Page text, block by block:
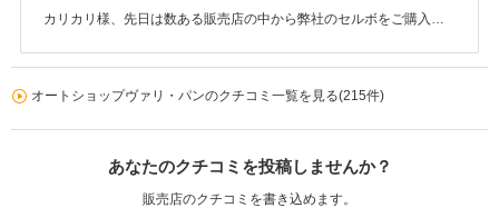
カリカリ様、先日は数ある販売店の中から弊社のセルボをご購入頂
オートショップヴァリ・パンのクチコミ一覧を見る(215件)
あなたのクチコミを投稿しませんか？
販売店のクチコミを書き込めます。